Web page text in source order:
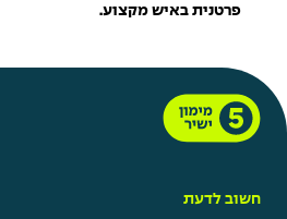
פרטנית באיש מקצוע.
חשוב לדעת